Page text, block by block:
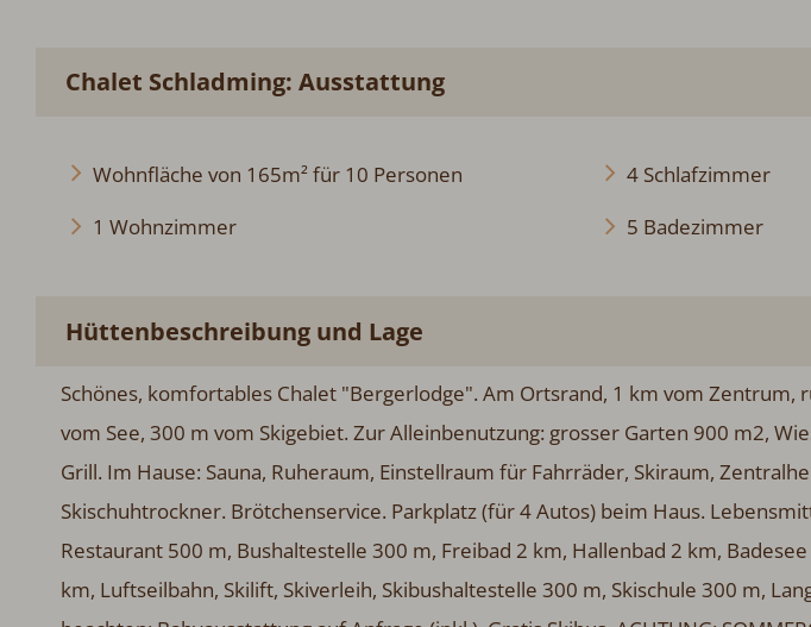
Chalet Schladming: Ausstattung
Wohnfläche von 165m² für 10 Personen
1 Wohnzimmer
4 Schlafzimmer
5 Badezimmer
Hüttenbeschreibung und Lage
Schönes, komfortables Chalet "Bergerlodge". Am Ortsrand, 1 km vom Zentrum,
vom See, 300 m vom Skigebiet. Zur Alleinbenutzung: grosser Garten 900 m2,
Grill. Im Hause: Sauna, Ruheraum, Einstellraum für Fahrräder, Skiraum,
Skischuhtrockner. Brötchenservice. Parkplatz (für 4 Autos) beim Haus.
Restaurant 500 m, Bushaltestelle 300 m, Freibad 2 km, Hallenbad 2 km,
km, Luftseilbahn, Skilift, Skiverleih, Skibushaltestelle 300 m, Skischule 300 m,